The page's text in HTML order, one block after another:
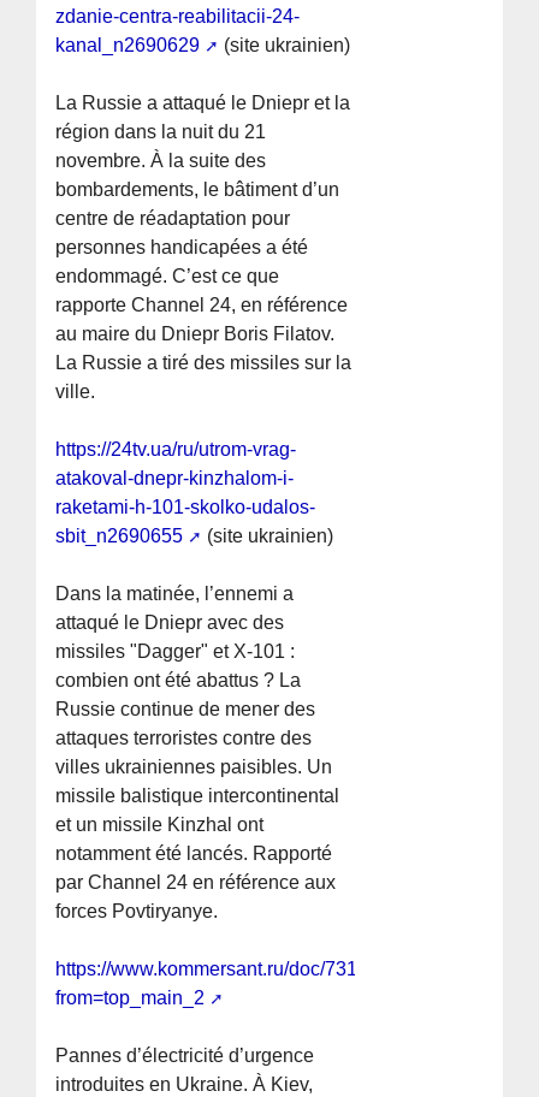
zdanie-centra-reabilitacii-24-
kanal_n2690629
(site ukrainien)
La Russie a attaqué le Dniepr et la
région dans la nuit du 21
novembre. À la suite des
bombardements, le bâtiment d’un
centre de réadaptation pour
personnes handicapées a été
endommagé. C’est ce que
rapporte Channel 24, en référence
au maire du Dniepr Boris Filatov.
La Russie a tiré des missiles sur la
ville.
https://24tv.ua/ru/utrom-vrag-
atakoval-dnepr-kinzhalom-i-
raketami-h-101-skolko-udalos-
sbit_n2690655
(site ukrainien)
Dans la matinée, l’ennemi a
attaqué le Dniepr avec des
missiles "Dagger" et X-101 :
combien ont été abattus ? La
Russie continue de mener des
attaques terroristes contre des
villes ukrainiennes paisibles. Un
missile balistique intercontinental
et un missile Kinzhal ont
notamment été lancés. Rapporté
par Channel 24 en référence aux
forces Povtiryanye.
https://www.kommersant.ru/doc/7313092?
from=top_main_2
Pannes d’électricité d’urgence
introduites en Ukraine. À Kiev,